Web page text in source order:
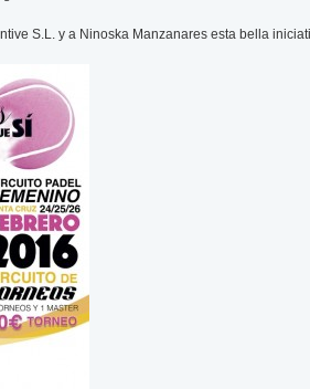
S.L. y a Ninoska Manzanares esta bella